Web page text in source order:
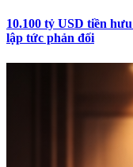
10.100 tỷ USD tiền
lập tức phản đối